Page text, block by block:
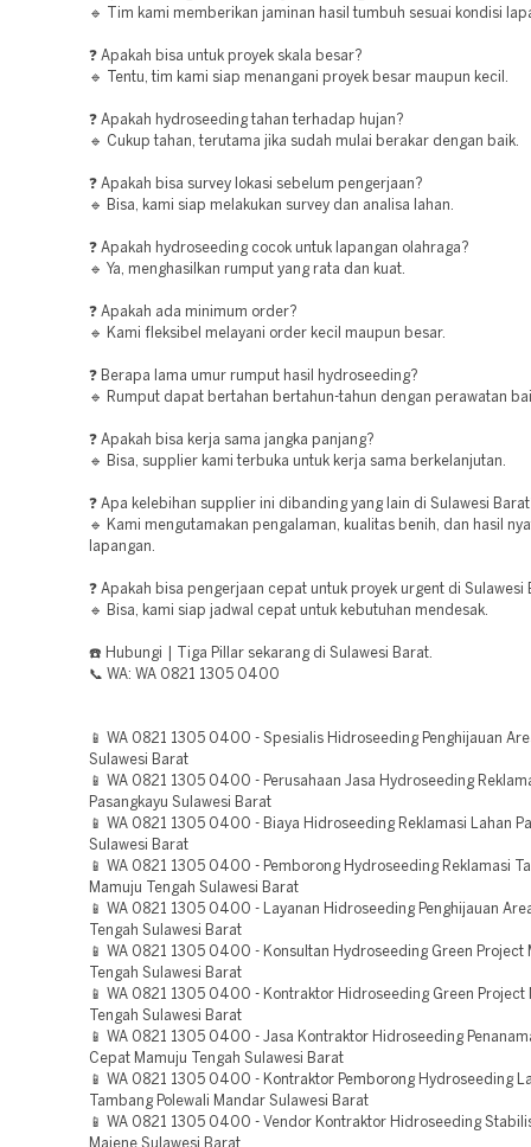
🔹 Tim kami memberikan jaminan hasil tumbuh sesuai kondisi
❓ Apakah bisa untuk proyek skala besar?
🔹 Tentu, tim kami siap menangani proyek besar maupun kecil.
❓ Apakah hydroseeding tahan terhadap hujan?
🔹 Cukup tahan, terutama jika sudah mulai berakar dengan baik.
❓ Apakah bisa survey lokasi sebelum pengerjaan?
🔹 Bisa, kami siap melakukan survey dan analisa lahan.
❓ Apakah hydroseeding cocok untuk lapangan olahraga?
🔹 Ya, menghasilkan rumput yang rata dan kuat.
❓ Apakah ada minimum order?
🔹 Kami fleksibel melayani order kecil maupun besar.
❓ Berapa lama umur rumput hasil hydroseeding?
🔹 Rumput dapat bertahan bertahun-tahun dengan perawatan
❓ Apakah bisa kerja sama jangka panjang?
🔹 Bisa, supplier kami terbuka untuk kerja sama berkelanjutan.
❓ Apa kelebihan supplier ini dibanding yang lain di Sulawesi
🔹 Kami mengutamakan pengalaman, kualitas benih, dan hasil
lapangan.
❓ Apakah bisa pengerjaan cepat untuk proyek urgent di Sulawesi
🔹 Bisa, kami siap jadwal cepat untuk kebutuhan mendesak.
☎️ Hubungi | Tiga Pillar sekarang di Sulawesi Barat.
📞 WA: WA 0821 1305 0400
📱 WA 0821 1305 0400 - Spesialis Hidroseeding Penghijauan
Sulawesi Barat
📱 WA 0821 1305 0400 - Perusahaan Jasa Hydroseeding
Pasangkayu Sulawesi Barat
📱 WA 0821 1305 0400 - Biaya Hidroseeding Reklamasi Lahan
Sulawesi Barat
📱 WA 0821 1305 0400 - Pemborong Hydroseeding Reklamasi
Mamuju Tengah Sulawesi Barat
📱 WA 0821 1305 0400 - Layanan Hidroseeding Penghijauan
Tengah Sulawesi Barat
📱 WA 0821 1305 0400 - Konsultan Hydroseeding Green Project
Tengah Sulawesi Barat
📱 WA 0821 1305 0400 - Kontraktor Hidroseeding Green Project
Tengah Sulawesi Barat
📱 WA 0821 1305 0400 - Jasa Kontraktor Hidroseeding
Cepat Mamuju Tengah Sulawesi Barat
📱 WA 0821 1305 0400 - Kontraktor Pemborong Hydroseeding
Tambang Polewali Mandar Sulawesi Barat
📱 WA 0821 1305 0400 - Vendor Kontraktor Hidroseeding
Majene Sulawesi Barat